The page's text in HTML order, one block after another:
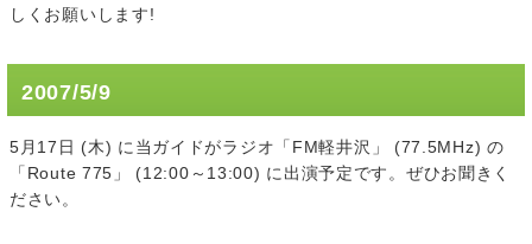
しくお願いします!
2007/5/9
5月17日 (木) に当ガイドがラジオ「FM軽井沢」 (77.5MHz) の
「Route 775」 (12:00～13:00) に出演予定です。ぜひお聞きく
ださい。